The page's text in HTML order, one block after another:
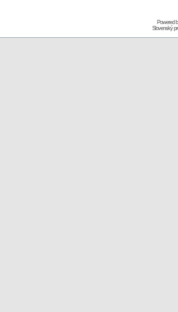
Powered
Slovenský